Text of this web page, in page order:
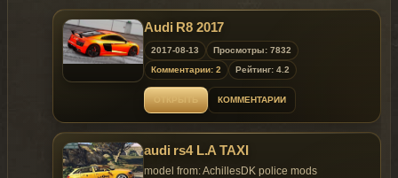
Audi R8 2017
2017-08-13
Просмотры: 7832
Комментарии: 2
Рейтинг: 4.2
КОММЕНТАРИИ
audi rs4 L.A TAXI
model from: AchillesDK police mods